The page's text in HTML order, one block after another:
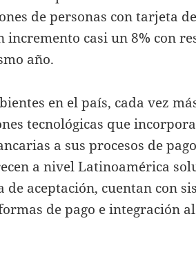
de personas con tarjeta
casi un 8% con
año.
en el país, cada vez
tecnológicas que
a sus procesos de
a nivel Latinoamérica
aceptación, cuentan con
de pago e integración